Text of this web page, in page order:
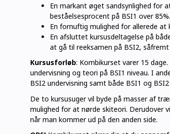
En markant øget sandsynlighed for
beståelsesprocent på BSI1 over 85%.
En fornuftig mulighed for allerede at
En afsluttet kursusdeltagelse på
at gå til reeksamen på BSI2,
Kursusforløb: Kombikurset varer 15
undervisning og teori på BSI1 niveau. I
BSI2 undervisning samt både BSI1 og
De to kursusuger vil byde på masser af
mulighed for at nørde skiteori. Derudover
når man kommer ud på den anden side.